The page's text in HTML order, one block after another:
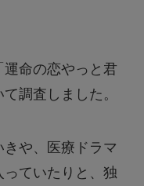
命の恋やっと君
調査しました。
や、医療ドラマ
ていたりと、独